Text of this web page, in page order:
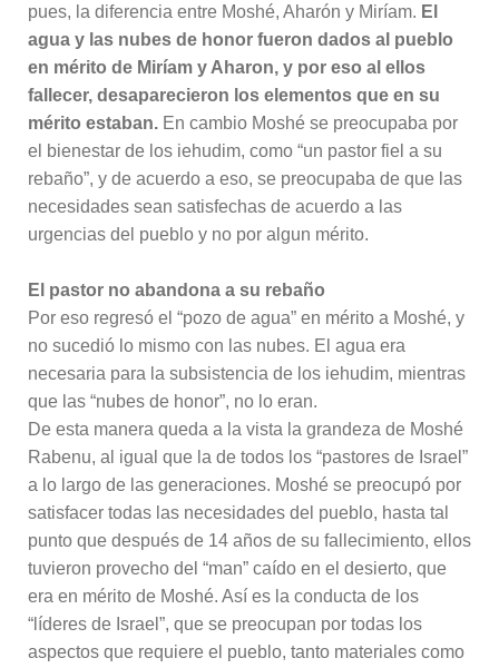
pues, la diferencia entre Moshé, Aharón y Miríam. El
agua y las nubes de honor fueron dados al pueblo
en mérito de Miríam y Aharon, y por eso al ellos
fallecer, desaparecieron los elementos que en su
mérito estaban. En cambio Moshé se preocupaba por
el bienestar de los iehudim, como “un pastor fiel a su
rebaño”, y de acuerdo a eso, se preocupaba de que las
necesidades sean satisfechas de acuerdo a las
urgencias del pueblo y no por algun mérito.
El pastor no abandona a su rebaño
Por eso regresó el “pozo de agua” en mérito a Moshé, y
no sucedió lo mismo con las nubes. El agua era
necesaria para la subsistencia de los iehudim, mientras
que las “nubes de honor”, no lo eran.
De esta manera queda a la vista la grandeza de Moshé
Rabenu, al igual que la de todos los “pastores de Israel”
a lo largo de las generaciones. Moshé se preocupó por
satisfacer todas las necesidades del pueblo, hasta tal
punto que después de 14 años de su fallecimiento, ellos
tuvieron provecho del “man” caído en el desierto, que
era en mérito de Moshé. Así es la conducta de los
“líderes de Israel”, que se preocupan por todas los
aspectos que requiere el pueblo, tanto materiales como